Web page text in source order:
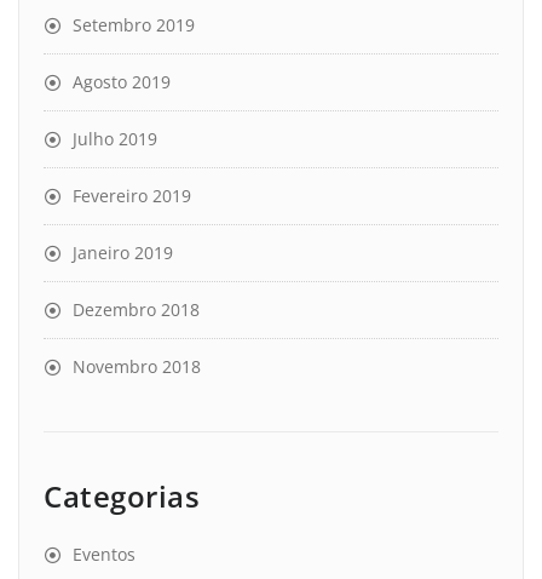
Setembro 2019
Agosto 2019
Julho 2019
Fevereiro 2019
Janeiro 2019
Dezembro 2018
Novembro 2018
Categorias
Eventos